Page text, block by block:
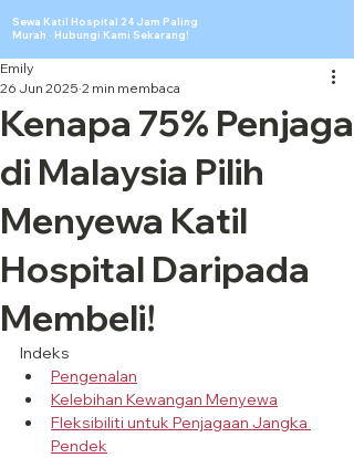
Sewa Katil Hospital 24 Jam Paling
Murah · Hubungi Kami Sekarang!
Kenapa 75% Penjaga
di Malaysia Pilih
Menyewa Katil
Hospital Daripada
Membeli!
Emily
26 Jun 2025 2 min membaca
Indeks
Pengenalan
Kelebihan Kewangan Menyewa
Fleksibiliti untuk Penjagaan Jangka
Pendek